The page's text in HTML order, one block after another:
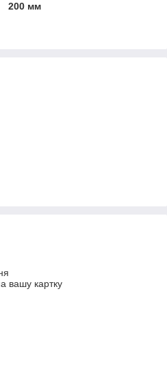
200 мм
вашу картку